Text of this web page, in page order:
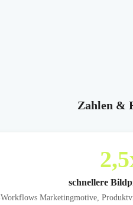
Zahlen &
2,5
schnellere
Marketingmotive,